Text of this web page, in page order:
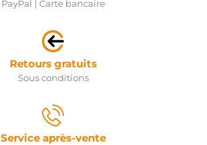
PayPal | Carte bancaire
Retours gratuits
Sous conditions
Service après-vente